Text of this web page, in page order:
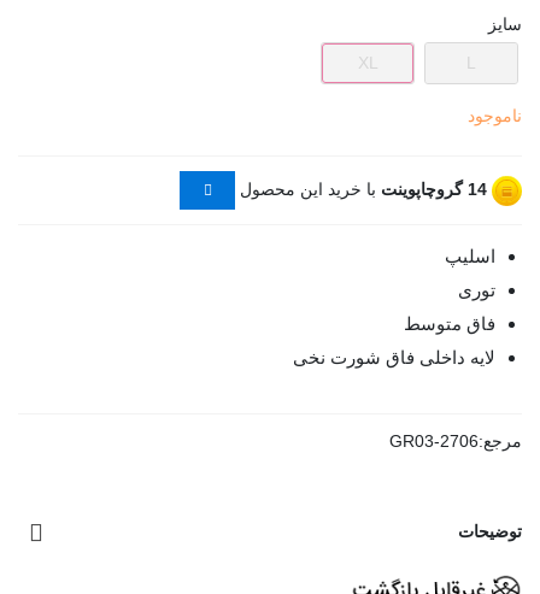
سایز
L
XL
ناموجود
14 گروچاپوینت با خرید این محصول
اسلیپ
توری
فاق متوسط
لایه داخلی فاق شورت نخی
مرجع:GR03-2706
توضیحات